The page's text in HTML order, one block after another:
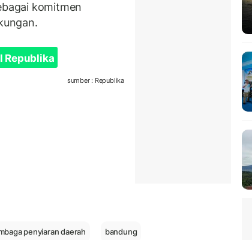
komitmen
Republika
sumber : Republika
penyiaran daerah bandung